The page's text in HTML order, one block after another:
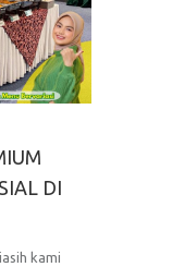
DI
kami